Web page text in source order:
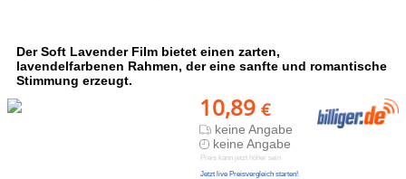
Der Soft Lavender Film bietet einen zarten,
lavendelfarbenen Rahmen, der eine sanfte und romantische
Stimmung erzeugt.
10,89 €
keine Angabe
keine Angabe
Preis kann jetzt höher sein
Jetzt live Preisvergleich starten!